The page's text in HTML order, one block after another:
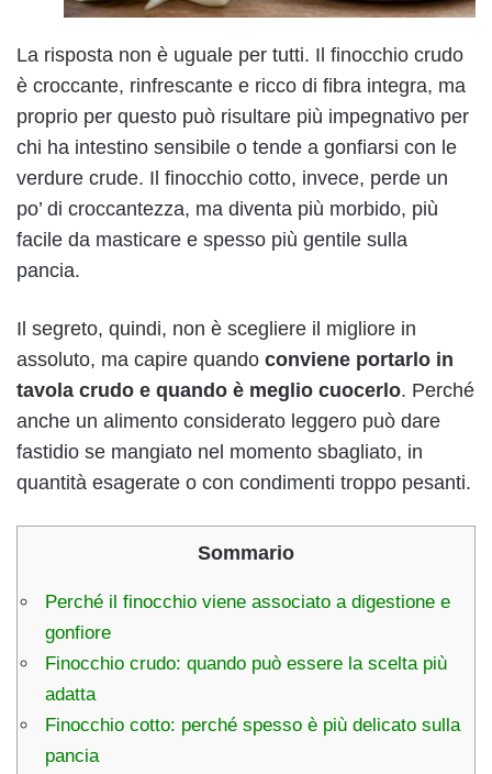
La risposta non è uguale per tutti. Il finocchio crudo
è croccante, rinfrescante e ricco di fibra integra, ma
proprio per questo può risultare più impegnativo per
chi ha intestino sensibile o tende a gonfiarsi con le
verdure crude. Il finocchio cotto, invece, perde un
po’ di croccantezza, ma diventa più morbido, più
facile da masticare e spesso più gentile sulla
pancia.
Il segreto, quindi, non è scegliere il migliore in
assoluto, ma capire quando conviene portarlo in
tavola crudo e quando è meglio cuocerlo. Perché
anche un alimento considerato leggero può dare
fastidio se mangiato nel momento sbagliato, in
quantità esagerate o con condimenti troppo pesanti.
Sommario
Perché il finocchio viene associato a digestione e
gonfiore
Finocchio crudo: quando può essere la scelta più
adatta
Finocchio cotto: perché spesso è più delicato sulla
pancia